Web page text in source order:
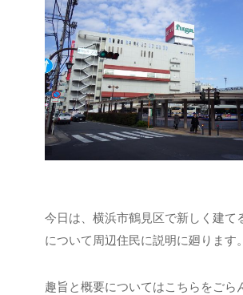
今日は、横浜市鶴見区で新しく建て
について周辺住民に説明に廻ります。
趣旨と概要についてはこちらをごら